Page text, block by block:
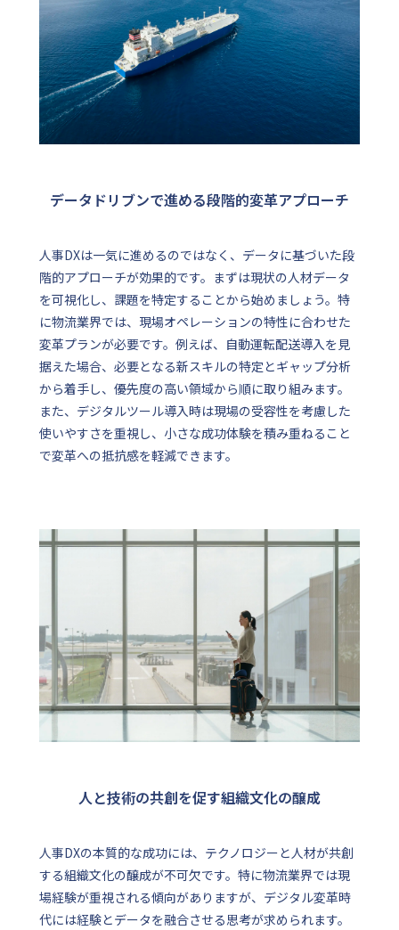
データドリブンで進める段階的変革アプローチ
人事DXは一気に進めるのではなく、データに基づいた段
階的アプローチが効果的です。まずは現状の人材データ
を可視化し、課題を特定することから始めましょう。特
に物流業界では、現場オペレーションの特性に合わせた
変革プランが必要です。例えば、自動運転配送導入を見
据えた場合、必要となる新スキルの特定とギャップ分析
から着手し、優先度の高い領域から順に取り組みます。
また、デジタルツール導入時は現場の受容性を考慮した
使いやすさを重視し、小さな成功体験を積み重ねること
で変革への抵抗感を軽減できます。
人と技術の共創を促す組織文化の醸成
人事DXの本質的な成功には、テクノロジーと人材が共創
する組織文化の醸成が不可欠です。特に物流業界では現
場経験が重視される傾向がありますが、デジタル変革時
代には経験とデータを融合させる思考が求められます。